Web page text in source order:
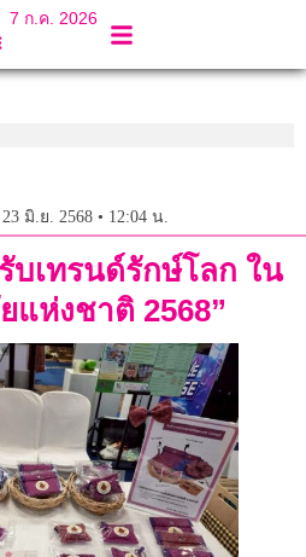
7 ก.ค. 2026
23 มิ.ย. 2568 • 12:04 น.
บเทรนด์รักษ์โลก ใน
แห่งชาติ 2568”